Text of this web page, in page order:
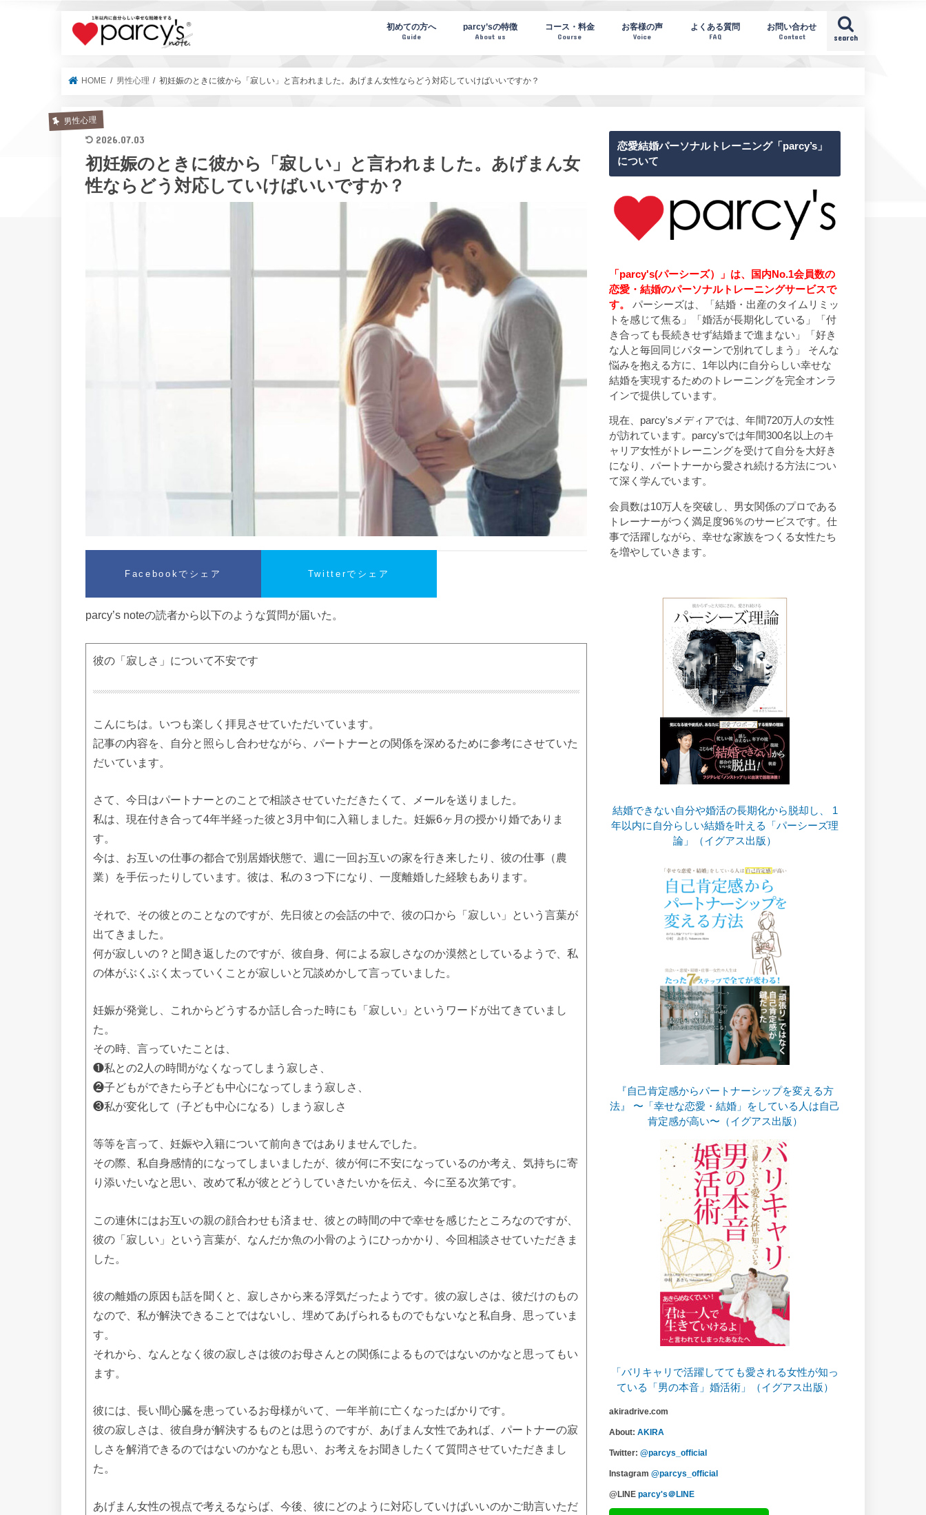
parcy's note(パーシーズノート) search
初めての方へ
Guide
parcy’sの特徴
About us
コース・料金
Course
お客様の声
Voice
よくある質問
FAQ
お問い合わせ
Contact
HOME 男性心理 初妊娠のときに彼から「寂しい」と言われました。あげまん女性ならどう対応していけばいいですか？
男性心理
2026.07.03
初妊娠のときに彼から「寂しい」と言われました。あげまん女
性ならどう対応していけばいいですか？
Facebookでシェア Twitterでシェア
parcy’s noteの読者から以下のような質問が届いた。
彼の「寂しさ」について不安です
こんにちは。いつも楽しく拝見させていただいています。
記事の内容を、自分と照らし合わせながら、パートナーとの関係を深めるために参考にさせていた
だいています。
さて、今日はパートナーとのことで相談させていただきたくて、メールを送りました。
私は、現在付き合って4年半経った彼と3月中旬に入籍しました。妊娠6ヶ月の授かり婚でありま
す。
今は、お互いの仕事の都合で別居婚状態で、週に一回お互いの家を行き来したり、彼の仕事（農
業）を手伝ったりしています。彼は、私の３つ下になり、一度離婚した経験もあります。
それで、その彼とのことなのですが、先日彼との会話の中で、彼の口から「寂しい」という言葉が
出てきました。
何が寂しいの？と聞き返したのですが、彼自身、何による寂しさなのか漠然としているようで、私
の体がぶくぶく太っていくことが寂しいと冗談めかして言っていました。
妊娠が発覚し、これからどうするか話し合った時にも「寂しい」というワードが出てきていまし
た。
その時、言っていたことは、
❶私との2人の時間がなくなってしまう寂しさ、
❷子どもができたら子ども中心になってしまう寂しさ、
❸私が変化して（子ども中心になる）しまう寂しさ
等等を言って、妊娠や入籍について前向きではありませんでした。
その際、私自身感情的になってしまいましたが、彼が何に不安になっているのか考え、気持ちに寄
り添いたいなと思い、改めて私が彼とどうしていきたいかを伝え、今に至る次第です。
この連休にはお互いの親の顔合わせも済ませ、彼との時間の中で幸せを感じたところなのですが、
彼の「寂しい」という言葉が、なんだか魚の小骨のようにひっかかり、今回相談させていただきま
した。
彼の離婚の原因も話を聞くと、寂しさから来る浮気だったようです。彼の寂しさは、彼だけのもの
なので、私が解決できることではないし、埋めてあげられるものでもないなと私自身、思っていま
す。
それから、なんとなく彼の寂しさは彼のお母さんとの関係によるものではないのかなと思ってもい
ます。
彼には、長い間心臓を患っているお母様がいて、一年半前に亡くなったばかりです。
彼の寂しさは、彼自身が解決するものとは思うのですが、あげまん女性であれば、パートナーの寂
しさを解消できるのではないのかなとも思い、お考えをお聞きしたくて質問させていただきまし
た。
あげまん女性の視点で考えるならば、今後、彼にどのように対応していけばいいのかご助言いただ
恋愛結婚パーソナルトレーニング「parcy’s」
について
「parcy's(パーシーズ）」は、国内No.1会員数の
恋愛・結婚のパーソナルトレーニングサービスで
す。
パーシーズは、「結婚・出産のタイムリミッ
トを感じて焦る」「婚活が長期化している」「付
き合っても長続きせず結婚まで進まない」「好き
な人と毎回同じパターンで別れてしまう」 そんな
悩みを抱える方に、1年以内に自分らしい幸せな
結婚を実現するためのトレーニングを完全オンラ
インで提供しています。
現在、parcy'sメディアでは、年間720万人の女性
が訪れています。parcy'sでは年間300名以上のキ
ャリア女性がトレーニングを受けて自分を大好き
になり、パートナーから愛され続ける方法につい
て深く学んでいます。
会員数は10万人を突破し、男女関係のプロである
トレーナーがつく満足度96％のサービスです。仕
事で活躍しながら、幸せな家族をつくる女性たち
を増やしていきます。
結婚できない自分や婚活の長期化から脱却し、 1
年以内に自分らしい結婚を叶える「パーシーズ理
論」（イグアス出版）
『自己肯定感からパートナーシップを変える方
法』 〜「幸せな恋愛・結婚」をしている人は自己
肯定感が高い〜（イグアス出版）
「バリキャリで活躍してても愛される女性が知っ
ている「男の本音」婚活術」（イグアス出版）
akiradrive.com
About: AKIRA
Twitter: @parcys_official
Instagram @parcys_official
@LINE parcy's＠LINE